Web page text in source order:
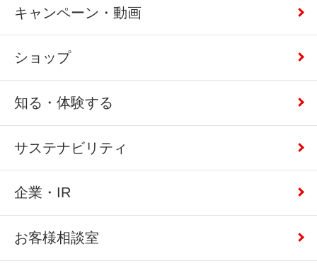
キャンペーン・動画
ショップ
知る・体験する
サステナビリティ
企業・IR
お客様相談室